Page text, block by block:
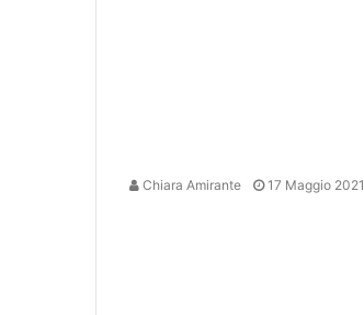
Chiara Amirante 17 Maggio 2021